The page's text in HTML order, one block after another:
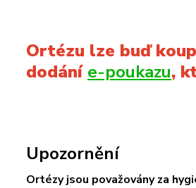
Ortézu lze buď
dodání e-poukazu,
Upozornění
Ortézy jsou považovány za